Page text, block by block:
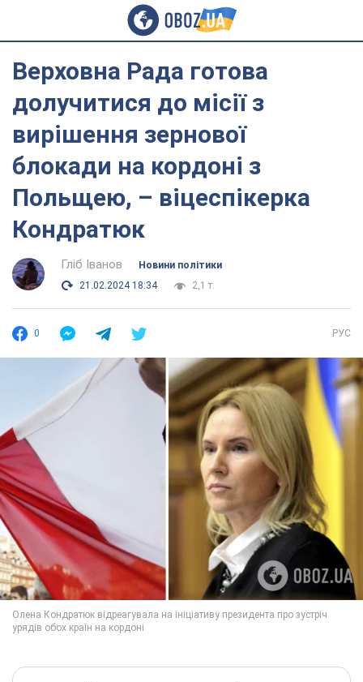
Верховна Рада готова
долучитися до місії з
вирішення зернової
блокади на кордоні з
Польщею, – віцеспікерка
Кондратюк
Гліб Іванов
Новини політики
21.02.2024 18:34
2,1 т.
0 РУС